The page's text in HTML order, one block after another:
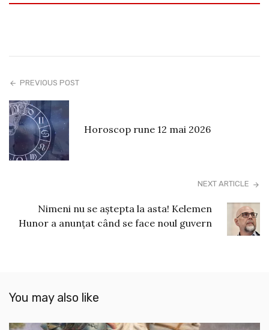
PREVIOUS POST
Horoscop rune 12 mai 2026
NEXT ARTICLE
Nimeni nu se aștepta la asta! Kelemen
Hunor a anunțat când se face noul guvern
You may also like